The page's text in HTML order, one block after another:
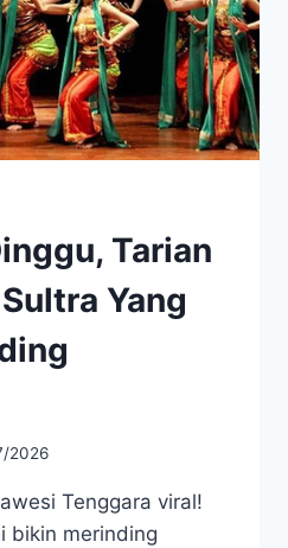
Tarian
Yang
2026
Tenggara viral!
bikin merinding